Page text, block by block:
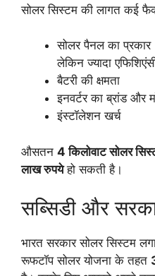
सोलर सिस्टम की लागत कई
सोलर पैनल का प्रकार
लेकिन ज्यादा
बैटरी की क्षमता
इनवर्टर का ब्रांड और
इंस्टॉलेशन खर्च
औसतन 4 किलोवाट सोलर
लाख रुपयेहो सकती है।
सब्सिडी और
भारत सरकार सोलर सिस्टम
रूफटॉप सोलर योजना के तहत